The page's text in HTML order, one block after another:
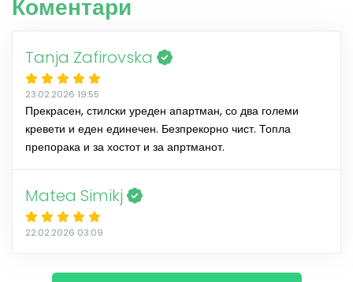
Коментари
Tanja Zafirovska
23.02.2026 19:55
Прекрасен, стилски уреден апартман, со два големи
кревети и еден единечен. Безпрекорно чист. Топла
препорака и за хостот и за апртманот.
Matea Simikj
22.02.2026 03:09